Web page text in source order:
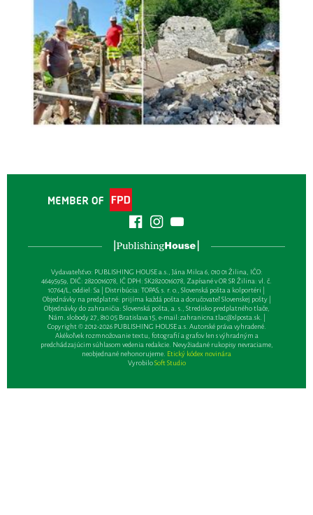
Vydavateľsťvo: PUBLISHING HOUSE a.s., Jána Milca 6, 010 01 Žilina, IČO:
46495959, DIČ: 2820016078, IČ DPH: SK2820016078, Zapísané v OR SR Žilina: vl. č.
10764/L, oddiel: Sa | Distribúcia: TOPAS, s. r. o., Slovenská pošta a kolportéri |
Objednávky na predplatné: prijíma každá pošta a doručovateľ Slovenskej pošty |
Objednávky do zahraničia: Slovenská pošta, a. s., Stredisko predplatného tlače,
Nám. slobody 27, 810 05 Bratislava 15, e-mail:zahranicna.tlac@slposta.sk. |
Copyright © 2012-2026 PUBLISHING HOUSE a.s. Autorské práva vyhradené.
Akékoľvek rozmnožovanie textu, fotografií a grafov len s výhradným a
predchádzajúcim súhlasom vedenia redakcie. Nevyžiadané rukopisy nevraciame,
neobjednané nehonorujeme. Etický kódex novinára
VyrobiloSoft Studio